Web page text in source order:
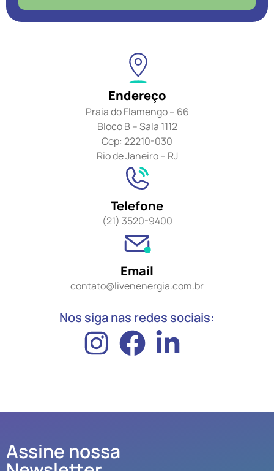
Endereço
Praia do Flamengo – 66
Bloco B – Sala 1112
Cep: 22210-030
Rio de Janeiro – RJ
Telefone
(21) 3520-9400
Email
contato@livenenergia.com.br
Nos siga nas redes sociais:
Assine nossa